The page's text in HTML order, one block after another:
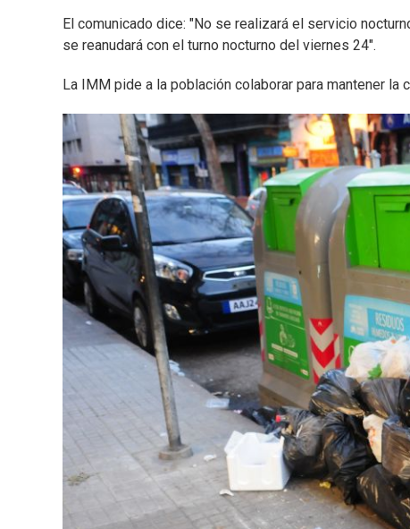
El comunicado dice: "No se realizará el servicio
se reanudará con el turno nocturno del viernes 24".
La IMM pide a la población colaborar para mantener la